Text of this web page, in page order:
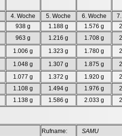
4. Woche 5. Woche 6. Woche
938 g 1.188 g 1.576 g
963 g 1.216 g 1.708 g
1.006 g 1.323 g 1.780 g
1.048 g 1.307 g 1.875 g
1.077 g 1.372 g 1.920 g
1.108 g 1.494 g 1.976 g
1.138 g 1.586 g 2.033 g
Rufname: SAMU